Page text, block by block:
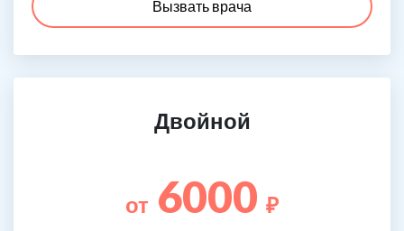
Вызвать врача
Двойной
от 6000 ₽